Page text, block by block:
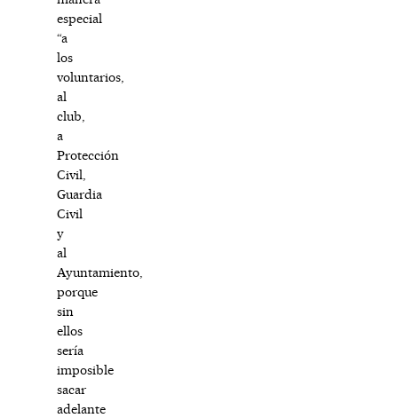
especial
“a
los
voluntarios,
al
club,
a
Protección
Civil,
Guardia
Civil
y
al
Ayuntamiento,
porque
sin
ellos
sería
imposible
sacar
adelante